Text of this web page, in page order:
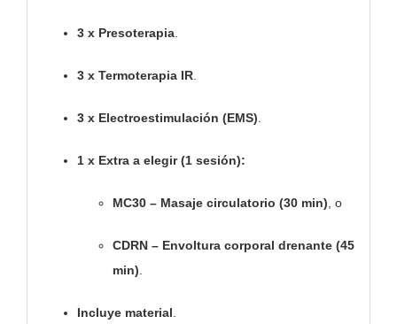
3 x Presoterapia.
3 x Termoterapia IR.
3 x Electroestimulación (EMS)
1 x Extra a elegir (1 sesión):
MC30 – Masaje circulatorio (30 min) , o
CDRN – Envoltura corporal drenante (45
min)
Incluye material